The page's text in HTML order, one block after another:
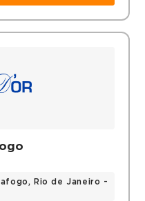
Rio de Janeiro -